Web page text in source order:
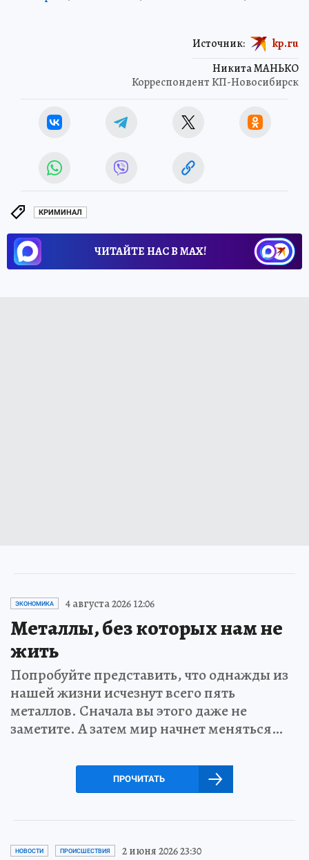
Никита МАНЬКО
Корреспондент КП-Новосибирск
Источник: kp.ru
КРИМИНАЛ
ЧИТАЙТЕ НАС В МАХ!
ЭКОНОМИКА 4 августа 2026 12:06
Металлы, без которых нам не
жить
Попробуйте представить, что однажды из
нашей жизни исчезнут всего пять
металлов. Сначала вы этого даже не
заметите. А затем мир начнет меняться…
ПРОЧИТАТЬ
НОВОСТИ ПРОИСШЕСТВИЯ 2 июня 2026 23:30